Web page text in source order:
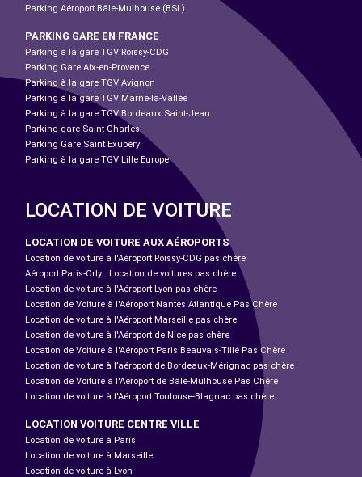
Parking Aéroport Bâle-Mulhouse (BSL)
PARKING GARE EN FRANCE
Parking à la gare TGV Roissy-CDG
Parking Gare Aix-en-Provence
Parking à la gare TGV Avignon
Parking à la gare TGV Marne-la-Vallée
Parking à la gare TGV Bordeaux Saint-Jean
Parking gare Saint-Charles
Parking Gare Saint Exupéry
Parking à la gare TGV Lille Europe
LOCATION DE VOITURE
LOCATION DE VOITURE AUX AÉROPORTS
Location de voiture à l'Aéroport Roissy-CDG pas chère
Aéroport Paris-Orly : Location de voitures pas chère
Location de voiture à l'Aéroport Lyon pas chère
Location de Voiture à l'Aéroport Nantes Atlantique Pas Chère
Location de voiture à l'Aéroport Marseille pas chère
Location de voiture à l'Aéroport de Nice pas chère
Location de Voiture à l'Aéroport Paris Beauvais-Tillé Pas Chère
Location de voiture à l’aéroport de Bordeaux-Mérignac pas chère
Location de Voiture à l'Aéroport de Bâle-Mulhouse Pas Chère
Location de voiture à l'Aéroport Toulouse-Blagnac pas chère
LOCATION VOITURE CENTRE VILLE
Location de voiture à Paris
Location de voiture à Marseille
Location de voiture à Lyon